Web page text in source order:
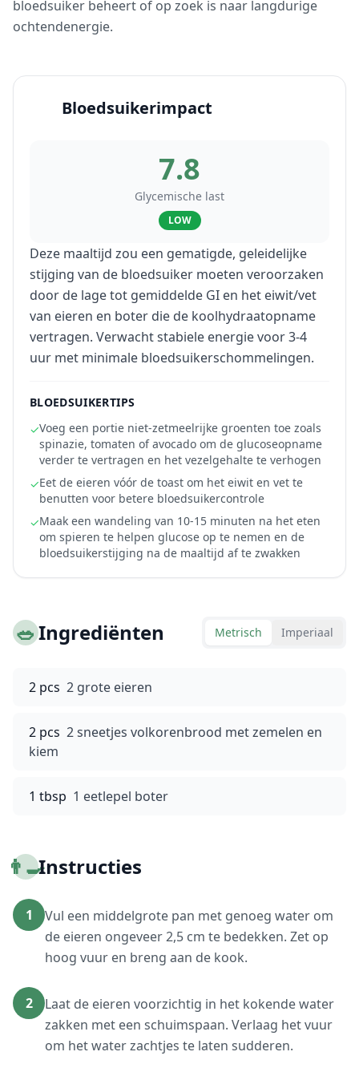
bloedsuiker beheert of op zoek is naar langdurige
ochtendenergie.
Bloedsuikerimpact
7.8
Glycemische last
LOW
Deze maaltijd zou een gematigde, geleidelijke
stijging van de bloedsuiker moeten veroorzaken
door de lage tot gemiddelde GI en het eiwit/vet
van eieren en boter die de koolhydraatopname
vertragen. Verwacht stabiele energie voor 3-4
uur met minimale bloedsuikerschommelingen.
BLOEDSUIKERTIPS
✓Voeg een portie niet-zetmeelrijke groenten toe zoals
spinazie, tomaten of avocado om de glucoseopname
verder te vertragen en het vezelgehalte te verhogen
✓Eet de eieren vóór de toast om het eiwit en vet te
benutten voor betere bloedsuikercontrole
✓Maak een wandeling van 10-15 minuten na het eten
om spieren te helpen glucose op te nemen en de
bloedsuikerstijging na de maaltijd af te zwakken
🥗Ingrediënten Metrisch Imperiaal
2 pcs 2 grote eieren
2 pcs 2 sneetjes volkorenbrood met zemelen en
kiem
1 tbsp 1 eetlepel boter
👨‍🍳Instructies
1
Vul een middelgrote pan met genoeg water om
de eieren ongeveer 2,5 cm te bedekken. Zet op
hoog vuur en breng aan de kook.
2
Laat de eieren voorzichtig in het kokende water
zakken met een schuimspaan. Verlaag het vuur
om het water zachtjes te laten sudderen.